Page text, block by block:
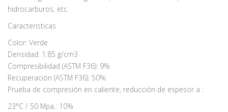
hidrocarburos, etc.
Caracteristicas
Color: Verde
Densidad: 1.85 g/cm3
Compresibilidad (ASTM F36): 9%
Recuperación (ASTM F36): 50%
Prueba de compresión en caliente, reducción de espesor a :
23°C / 50 Mpa.: 10%